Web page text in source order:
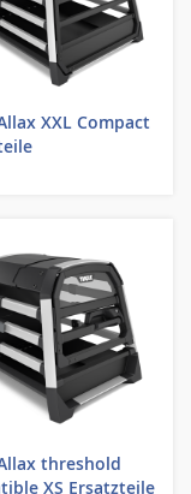
XXL Compact
threshold
XS Ersatzteile